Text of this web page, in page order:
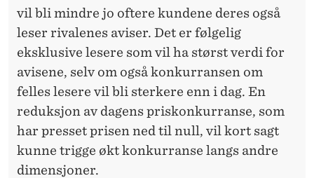
vil bli mindre jo oftere kundene deres også
leser rivalenes aviser. Det er følgelig
eksklusive lesere som vil ha størst verdi for
avisene, selv om også konkurransen om
felles lesere vil bli sterkere enn i dag. En
reduksjon av dagens priskonkurranse, som
har presset prisen ned til null, vil kort sagt
kunne trigge økt konkurranse langs andre
dimensjoner.